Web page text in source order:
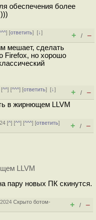
обеспечения более
] [ответить][↓]
+ / –
мешает, сделать
Firefox, но хорошо
[^^] [^^^] [ответить][↓]
+ / –
в жирнющем LLVM
[^] [^^] [^^^] [ответить]
+ / –
LLVM
пару новых ПК скинутся.
2024Скрыто ботом-
+ / –